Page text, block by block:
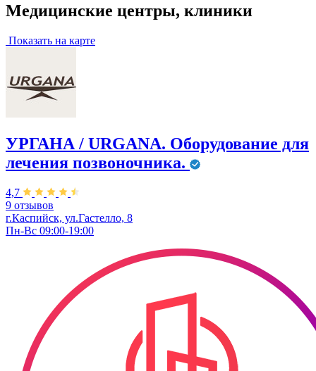
Медицинские центры, клиники
Показать на карте
УРГАНА / URGANA. Оборудование для
лечения позвоночника.
4,7
9 отзывов
г.Каспийск, ул.Гастелло, 8
Пн-Вс 09:00-19:00